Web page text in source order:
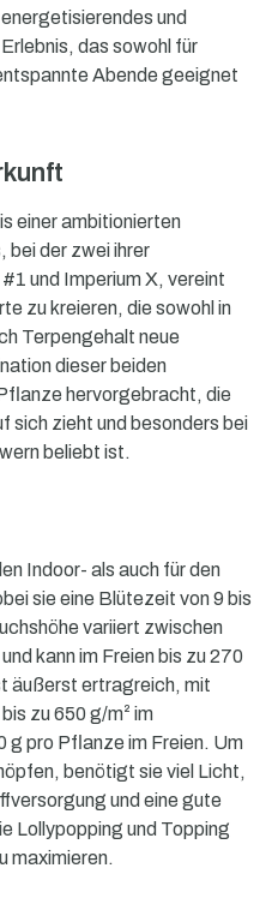
und
das sowohl für
Abende geeignet
einer ambitionierten
bei der zwei ihrer
und Imperium X, vereint
zu kreieren, die sowohl in
Terpengehalt neue
dieser beiden
hervorgebracht, die
sich zieht und besonders bei
beliebt ist.
Indoor- als auch für den
sie eine Blütezeit von 9 bis
variiert zwischen
kann im Freien bis zu 270
äußerst ertragreich, mit
zu 650 g/m² im
g pro Pflanze im Freien. Um
benötigt sie viel Licht,
und eine gute
Lollypopping und Topping
maximieren.